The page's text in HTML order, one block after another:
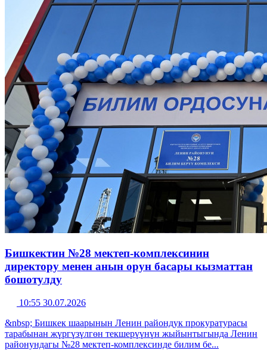
Бишкектин №28 мектеп-комплексинин
директору менен анын орун басары кызматтан
бошотулду
10:55 30.07.2026
&nbsp; Бишкек шаарынын Ленин райондук прокуратурасы
тарабынан жүргүзүлгөн текшерүүнүн жыйынтыгында Ленин
районундагы №28 мектеп-комплексинде билим бе...